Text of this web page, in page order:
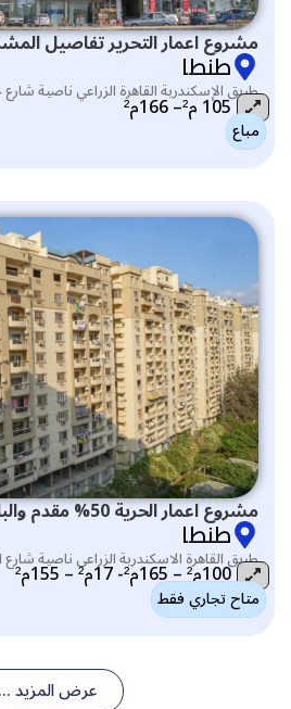
مشروع اعمار التحرير تفاصيل
طنطا
طريق الإسكندرية القاهرة الزراعي ناصية
105 م²– 166م²
مباع
مشروع اعمار الحرية 50% مقدم والباقي على 18 شهر
طنطا
طريق القاهرة الاسكندرية الزراعى ناصية
100م² – 165م²- 17م² – 155م²
متاح تجاري فقط
عرض المزيد ...